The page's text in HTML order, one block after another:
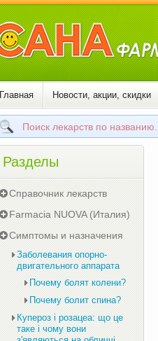
Главная Новости, акции, скидки
Разделы
Справочник лекарств
Farmacia NUOVA (Италия)
Симптомы и назначения
Заболевания опорно-
двигательного аппарата
Почему болят колени?
Почему болит спина?
Купероз і розацеа: що це
таке і чому вони